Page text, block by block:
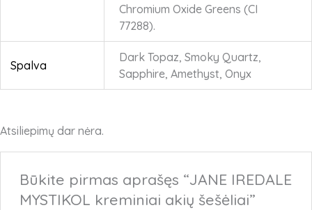
Chromium Oxide Greens (CI
77288).
Spalva
Dark Topaz, Smoky Quartz,
Sapphire, Amethyst, Onyx
Atsiliepimų dar nėra.
Būkite pirmas aprašęs “JANE IREDALE
MYSTIKOL kreminiai akių šešėliai”